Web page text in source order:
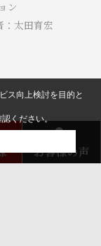
ン
太田育宏
お客様の声
ス向上検討を目的と
認ください。